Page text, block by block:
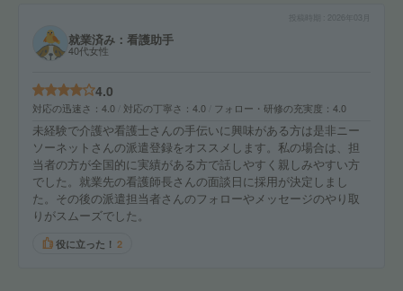
就業済み：看護助手
40代女性
4.0
対応の迅速さ 4.0 対応の丁寧さ 4.0 フォロー・研修の充実度 4.0
未経験で介護や看護士さんの手伝いに興味がある方は是非ニー
ソーネットさんの派遣登録をオススメします。私の場合は、担
当者の方が全国的に実績がある方で話しやすく親しみやすい方
でした。就業先の看護師長さんの面談日に採用が決定しまし
た。その後の派遣担当者さんのフォローやメッセージのやり取
りがスムーズでした。
役に立った！ 2